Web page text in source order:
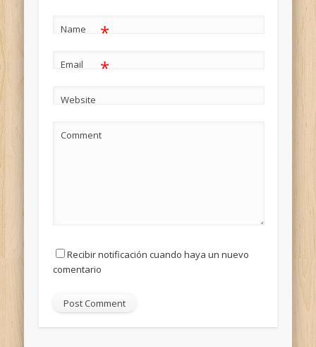
Name *
Email *
Website
Comment
Recibir notificación cuando haya un nuevo
comentario